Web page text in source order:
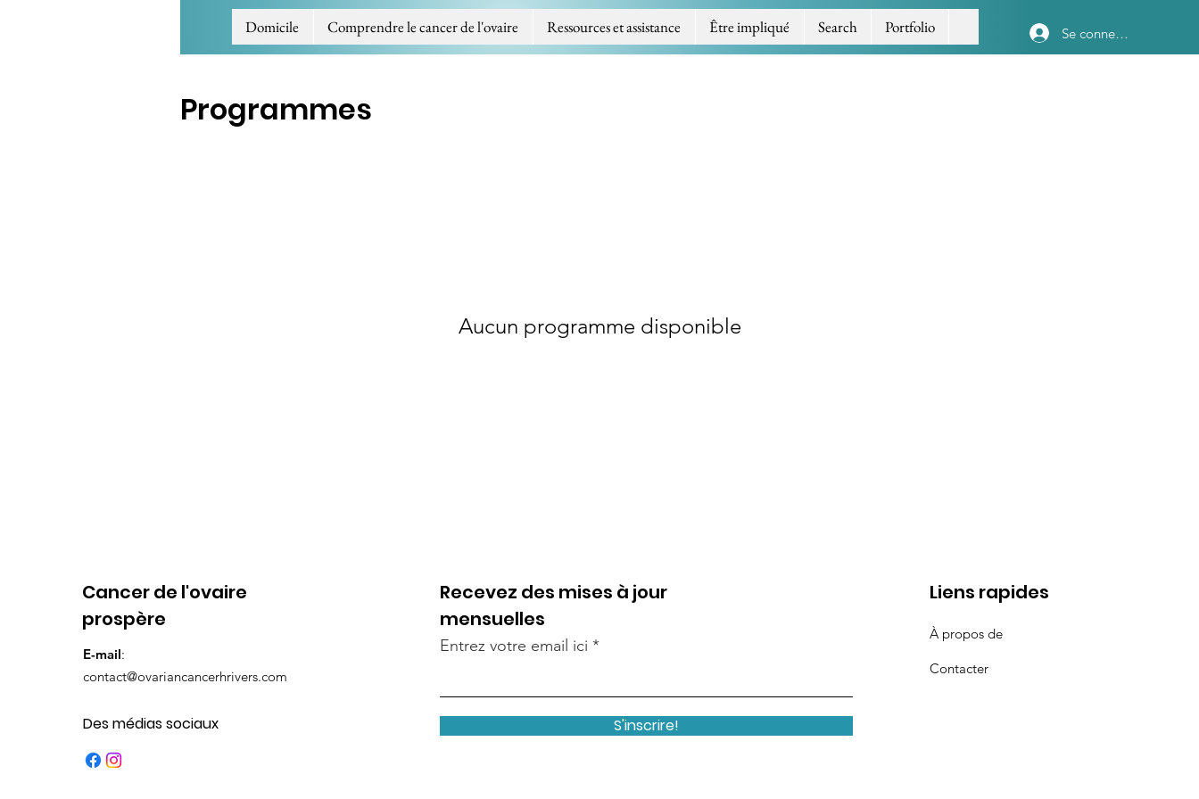
Domicile Comprendre le cancer de l'ovaire Ressources et assistance Être impliqué Search Portfolio Se connecter
Programmes
Aucun programme disponible
Cancer de l'ovaire
prospère
E-mail:
contact@ovariancancerhrivers.com
Des médias sociaux
Recevez des mises à jour
mensuelles
Entrez votre email ici
S'inscrire!
Liens rapides
À propos de
Contacter